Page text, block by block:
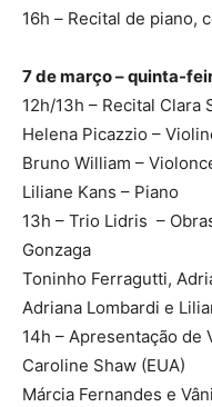
16h – Recital de piano,
7 de março – quinta-
12h/13h – Recital Clara
Helena Picazzio –
Bruno William –
Liliane Kans – Piano
13h – Trio Lidris –
Gonzaga
Toninho Ferragutti,
Adriana Lombardi e
14h – Apresentação de
Caroline Shaw (EUA)
Márcia Fernandes e